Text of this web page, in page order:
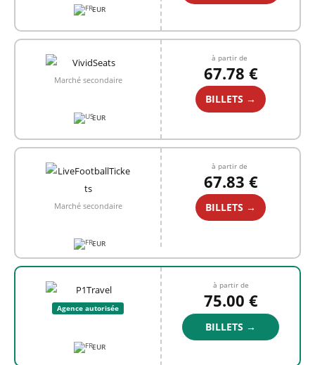
EUR
Marché secondaire
EUR
à partir de
67.78 €
BILLETS →
Marché secondaire
EUR
à partir de
67.83 €
BILLETS →
Agence autorisée
EUR
à partir de
75.00 €
BILLETS →